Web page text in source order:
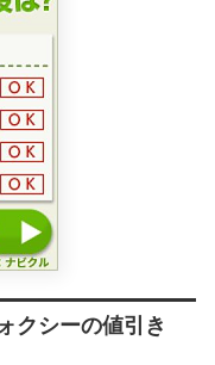
クシーの値引き